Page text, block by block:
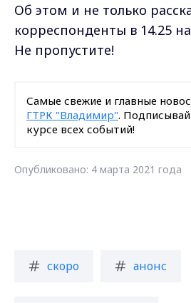
Об этом и не только
корреспонденты в 14.25
Не пропустите!
Самые свежие и главные
ГТРК "Владимир".
курсе всех событий!
Опубликовано: 4 марта 2021 года
скоро анонс